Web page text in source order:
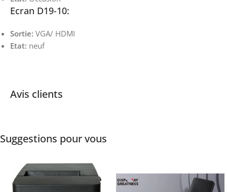
Ecran D19-10:
Sortie: VGA/ HDMI
Etat: neuf
Avis clients
Suggestions pour vous